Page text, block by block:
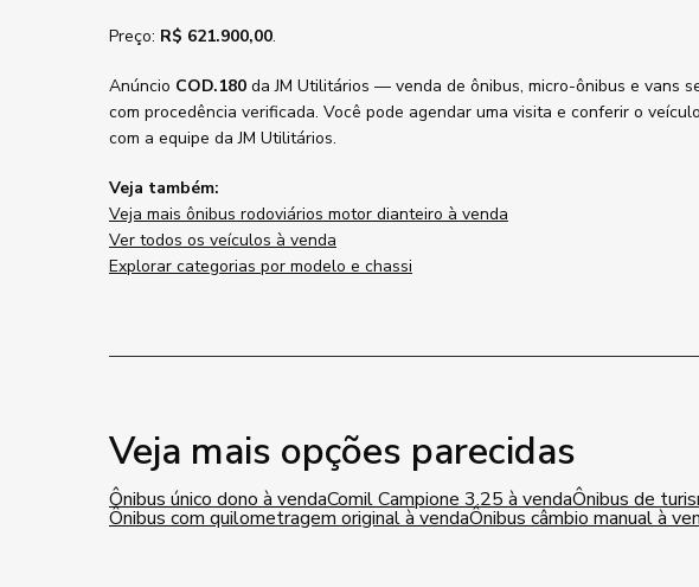
Preço: R$ 621.900,00.
Anúncio COD.180 da JM Utilitários — venda de ônibus, micro-ônibus e vans
com procedência verificada. Você pode agendar uma visita e conferir o
com a equipe da JM Utilitários.
Veja também:
Veja mais ônibus rodoviários motor dianteiro à venda
Ver todos os veículos à venda
Explorar categorias por modelo e chassi
Veja mais opções parecidas
Ônibus único dono à vendaComil Campione 3.25 à vendaÔnibus de
Ônibus com quilometragem original à vendaÔnibus câmbio manual à